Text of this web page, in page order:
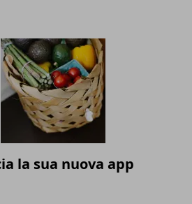
la sua nuova app